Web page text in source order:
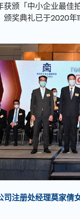
获颁「中小企业最佳
奖典礼已于2020年11
司注册处经理莫家倩